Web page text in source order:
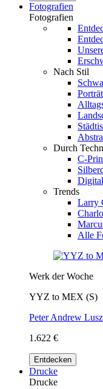
Fotografien
Fotografien
Nach Stil
Porträt
Durch
C-
Digital
Trends
Larry
Alle
Werk der Woche
YYZ to MEX (S)
Peter Andrew
1.622 €
Entdecken
Drucke
Drucke